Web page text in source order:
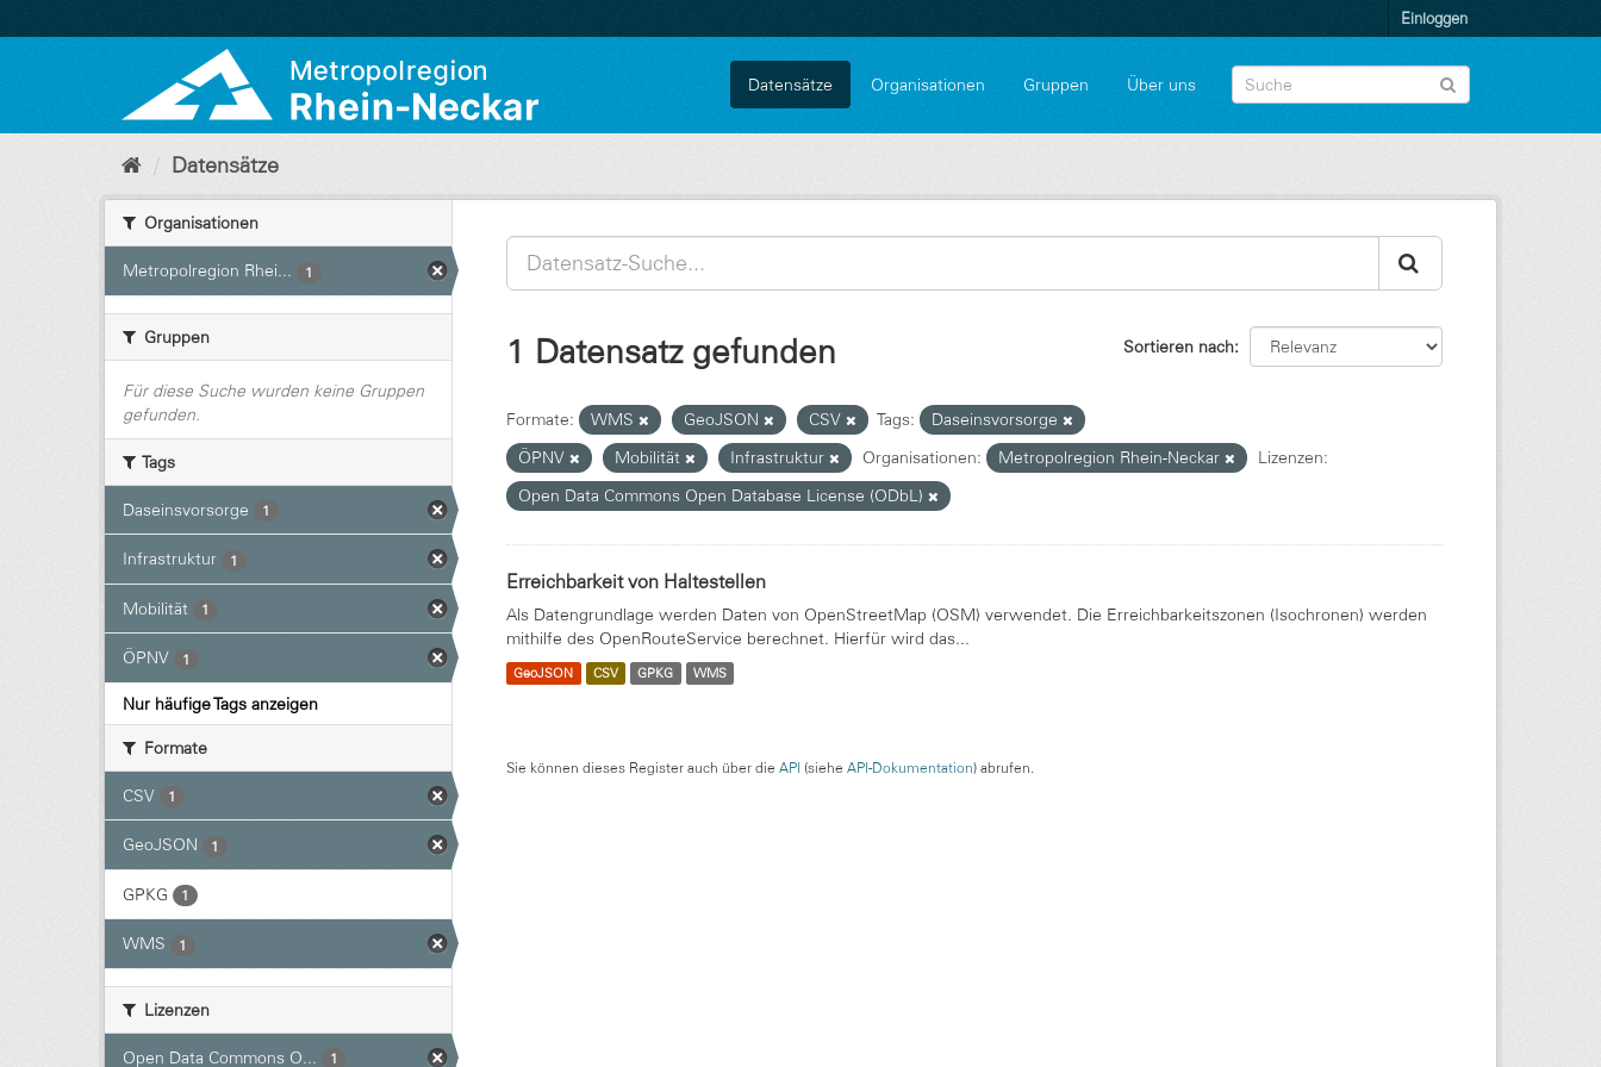
zum
Einloggen
Datensätze Organisationen Gruppen Über uns
Datensätze
Organisationen
Metropolregion Rhei... 1
Gruppen
Für diese Suche wurden keine Gruppen
gefunden.
Tags
Daseinsvorsorge 1
Infrastruktur 1
Mobilität 1
ÖPNV 1
Nur häufige Tags anzeigen
Formate
CSV 1
GeoJSON 1
GPKG 1
WMS 1
Lizenzen
Open Data Commons O... 1
Sortieren nach
1 Datensatz gefunden
Formate: WMS GeoJSON CSV Tags:
Daseinsvorsorge
ÖPNV
Mobilität Infrastruktur Organisationen: Metropolregion Rhein-Neckar
Lizenzen:
Open Data Commons Open Database License (ODbL)
Erreichbarkeit von Haltestellen
Als Datengrundlage werden Daten von OpenStreetMap (OSM) verwendet. Die Erreichbarkeitszonen (Isochronen) werden
mithilfe des OpenRouteService berechnet. Hierfür wird das...
GeoJSON CSV GPKG WMS
Sie können dieses Register auch über die API (siehe API-Dokumentation) abrufen.